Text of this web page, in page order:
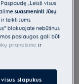
priemone.
veikimui.
„Leisti visus
suasmeninti Jūsų
ir teikti Jums
blokuojate nebūtinus
paslaugos gali būti
pranešime ir
slapukus